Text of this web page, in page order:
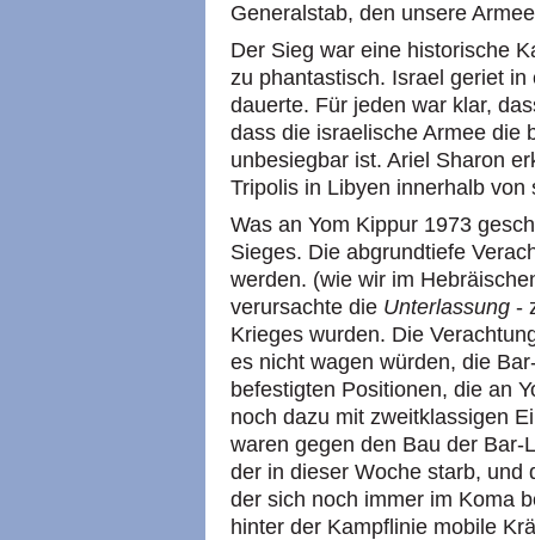
Generalstab, den unsere
Der Sieg war eine historische
zu phantastisch. Israel geriet
dauerte. Für jeden war klar,
dass die israelische Armee die
unbesiegbar ist. Ariel Sharon
Tripolis in Libyen innerhalb
Was an Yom Kippur 1973
Sieges. Die abgrundtiefe
werden. (wie wir im
verursachte die Unterlassung -
Krieges wurden. Die
es nicht wagen würden, die
befestigten Positionen, die an
noch dazu mit zweitklassigen
waren gegen den Bau der Bar-
der in dieser Woche starb, und
der sich noch immer im Koma
hinter der Kampflinie mobile